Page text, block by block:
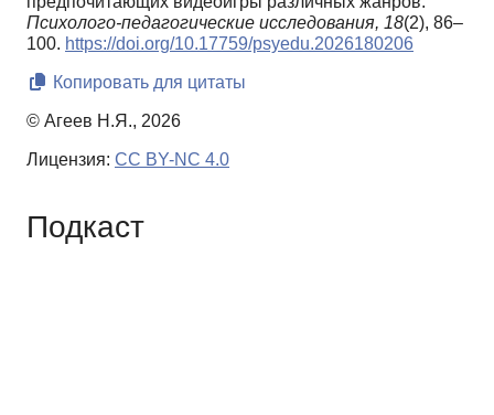
Психолого-педагогические исследования, 18(2), 86–
100. https://doi.org/10.17759/psyedu.2026180206
Копировать для цитаты
© Агеев Н.Я., 2026
Лицензия: CC BY-NC 4.0
Подкаст